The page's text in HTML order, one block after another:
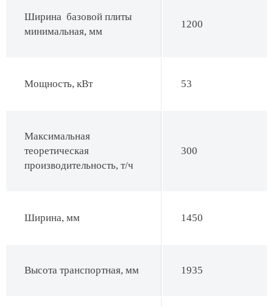
Ширина базовой плиты
минимальная, мм
1200
Мощность, кВт 53
Максимальная
теоретическая
производительность, т/ч
300
Ширина, мм 1450
Высота транспортная, мм 1935